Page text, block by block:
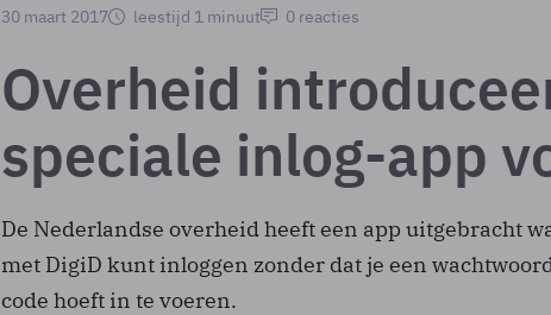
30 maart 2017
leestijd 1 minuut 0 reacties
Overheid
speciale inlog-app
De Nederlandse overheid heeft een app uitgebracht
met DigiD kunt inloggen zonder dat je een
code hoeft in te voeren.